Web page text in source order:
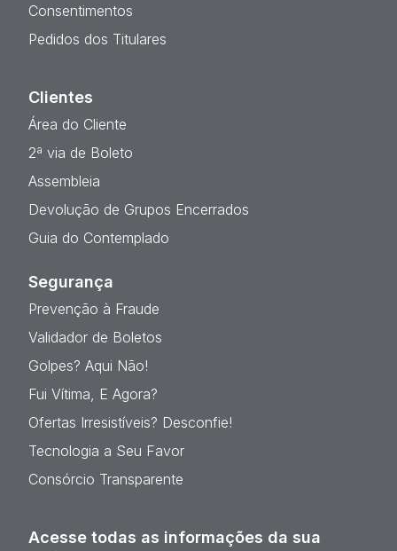
Consentimentos
Pedidos dos Titulares
Clientes
Área do Cliente
2ª via de Boleto
Assembleia
Devolução de Grupos Encerrados
Guia do Contemplado
Segurança
Prevenção à Fraude
Validador de Boletos
Golpes? Aqui Não!
Fui Vítima, E Agora?
Ofertas Irresistíveis? Desconfie!
Tecnologia a Seu Favor
Consórcio Transparente
Acesse todas as informações da sua